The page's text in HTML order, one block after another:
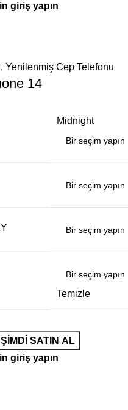
giriş yapın
, Yenilenmiş Cep Telefonu
14
Midnight
Temizle
ŞIMDI SATIN AL
giriş yapın